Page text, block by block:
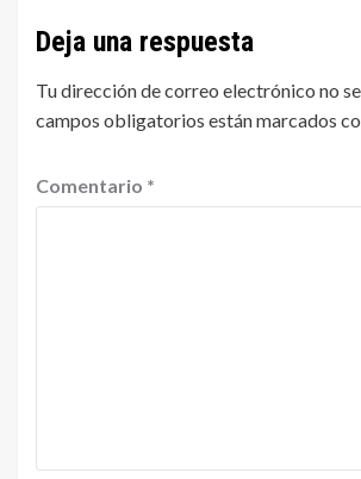
Deja una respuesta
Tu dirección de correo electrónico no
campos obligatorios están marcados
Comentario *